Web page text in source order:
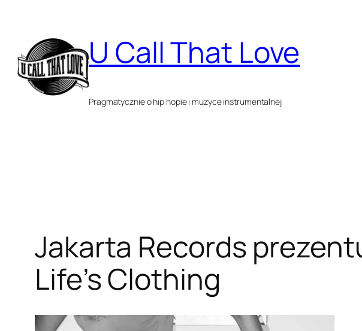
treści
U Call That Love
Pragmatycznie o hip hopie i muzyce instrumentalnej
Jakarta Records
Life’s Clothing